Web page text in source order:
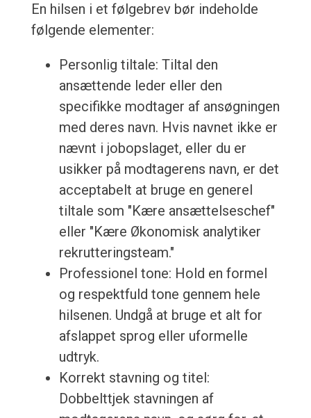
En hilsen i et følgebrev bør indeholde
følgende elementer:
Personlig tiltale: Tiltal den
ansættende leder eller den
specifikke modtager af ansøgningen
med deres navn. Hvis navnet ikke er
nævnt i jobopslaget, eller du er
usikker på modtagerens navn, er det
acceptabelt at bruge en generel
tiltale som "Kære ansættelseschef"
eller "Kære Økonomisk analytiker
rekrutteringsteam."
Professionel tone: Hold en formel
og respektfuld tone gennem hele
hilsenen. Undgå at bruge et alt for
afslappet sprog eller uformelle
udtryk.
Korrekt stavning og titel:
Dobbelttjek stavningen af